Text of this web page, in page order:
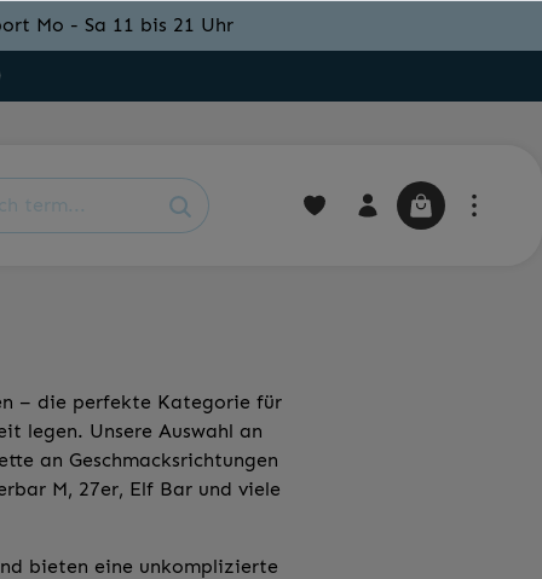
Mo - Sa 11 bis 21 Uhr
– die perfekte Kategorie für
legen. Unsere Auswahl an
an Geschmacksrichtungen
M, 27er, Elf Bar und viele
bieten eine unkomplizierte